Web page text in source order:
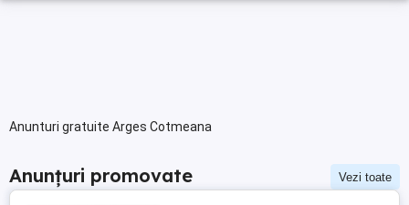
Anunturi gratuite Arges Cotmeana
Anunțuri promovate Vezi toate